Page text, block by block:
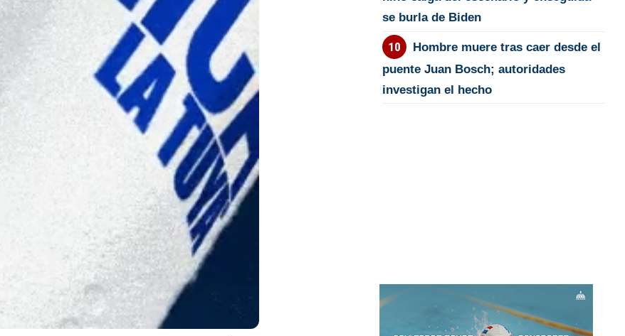
se burla de Biden
Hombre muere tras caer desde el
puente Juan Bosch; autoridades
investigan el hecho